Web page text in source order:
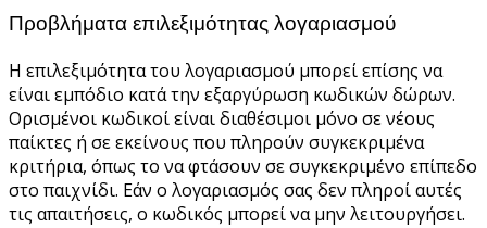
Προβλήματα επιλεξιμότητας λογαριασμού
Η επιλεξιμότητα του λογαριασμού μπορεί επίσης να
είναι εμπόδιο κατά την εξαργύρωση κωδικών δώρων.
Ορισμένοι κωδικοί είναι διαθέσιμοι μόνο σε νέους
παίκτες ή σε εκείνους που πληρούν συγκεκριμένα
κριτήρια, όπως το να φτάσουν σε συγκεκριμένο επίπεδο
στο παιχνίδι. Εάν ο λογαριασμός σας δεν πληροί αυτές
τις απαιτήσεις, ο κωδικός μπορεί να μην λειτουργήσει.